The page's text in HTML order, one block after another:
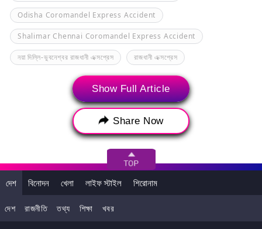
Odisha Coromandel Express Accident
Shalimar Chennai Coromandel Express Accident
নয়া দিল্লি-ভুবনেশ্বর রাজধানী এক্সপ্রেস রাজধানী এক্সপ্রেস
Show Full Article
Share Now
দেশ বিনোদন খেলা লাইফ স্টাইল শিরোনাম
দেশ রাজনীতি তথ্য শিক্ষা খবর